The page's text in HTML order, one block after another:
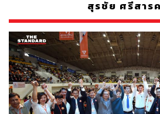
สุรชัย ศรีสาร